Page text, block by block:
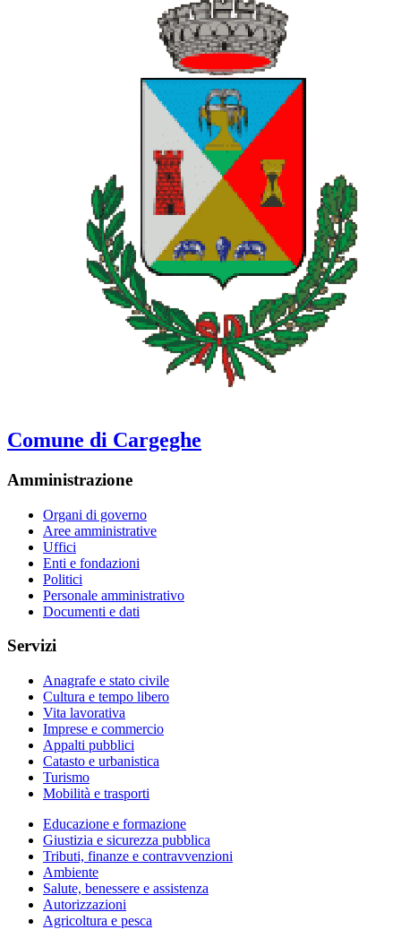
Comune di Cargeghe
Amministrazione
Organi di governo
Aree amministrative
Uffici
Enti e fondazioni
Politici
Personale amministrativo
Documenti e dati
Servizi
Anagrafe e stato civile
Cultura e tempo libero
Vita lavorativa
Imprese e commercio
Appalti pubblici
Catasto e urbanistica
Turismo
Mobilità e trasporti
Educazione e formazione
Giustizia e sicurezza pubblica
Tributi, finanze e contravvenzioni
Ambiente
Salute, benessere e assistenza
Autorizzazioni
Agricoltura e pesca